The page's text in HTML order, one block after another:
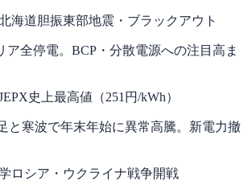
海道胆振東部地震・ブラックアウト
ア全停電。BCP・分散電源への注目高ま
史上最高値（251円/kWh）
と寒波で年末年始に異常高騰。新電力撤
ロシア・ウクライナ戦争開戦